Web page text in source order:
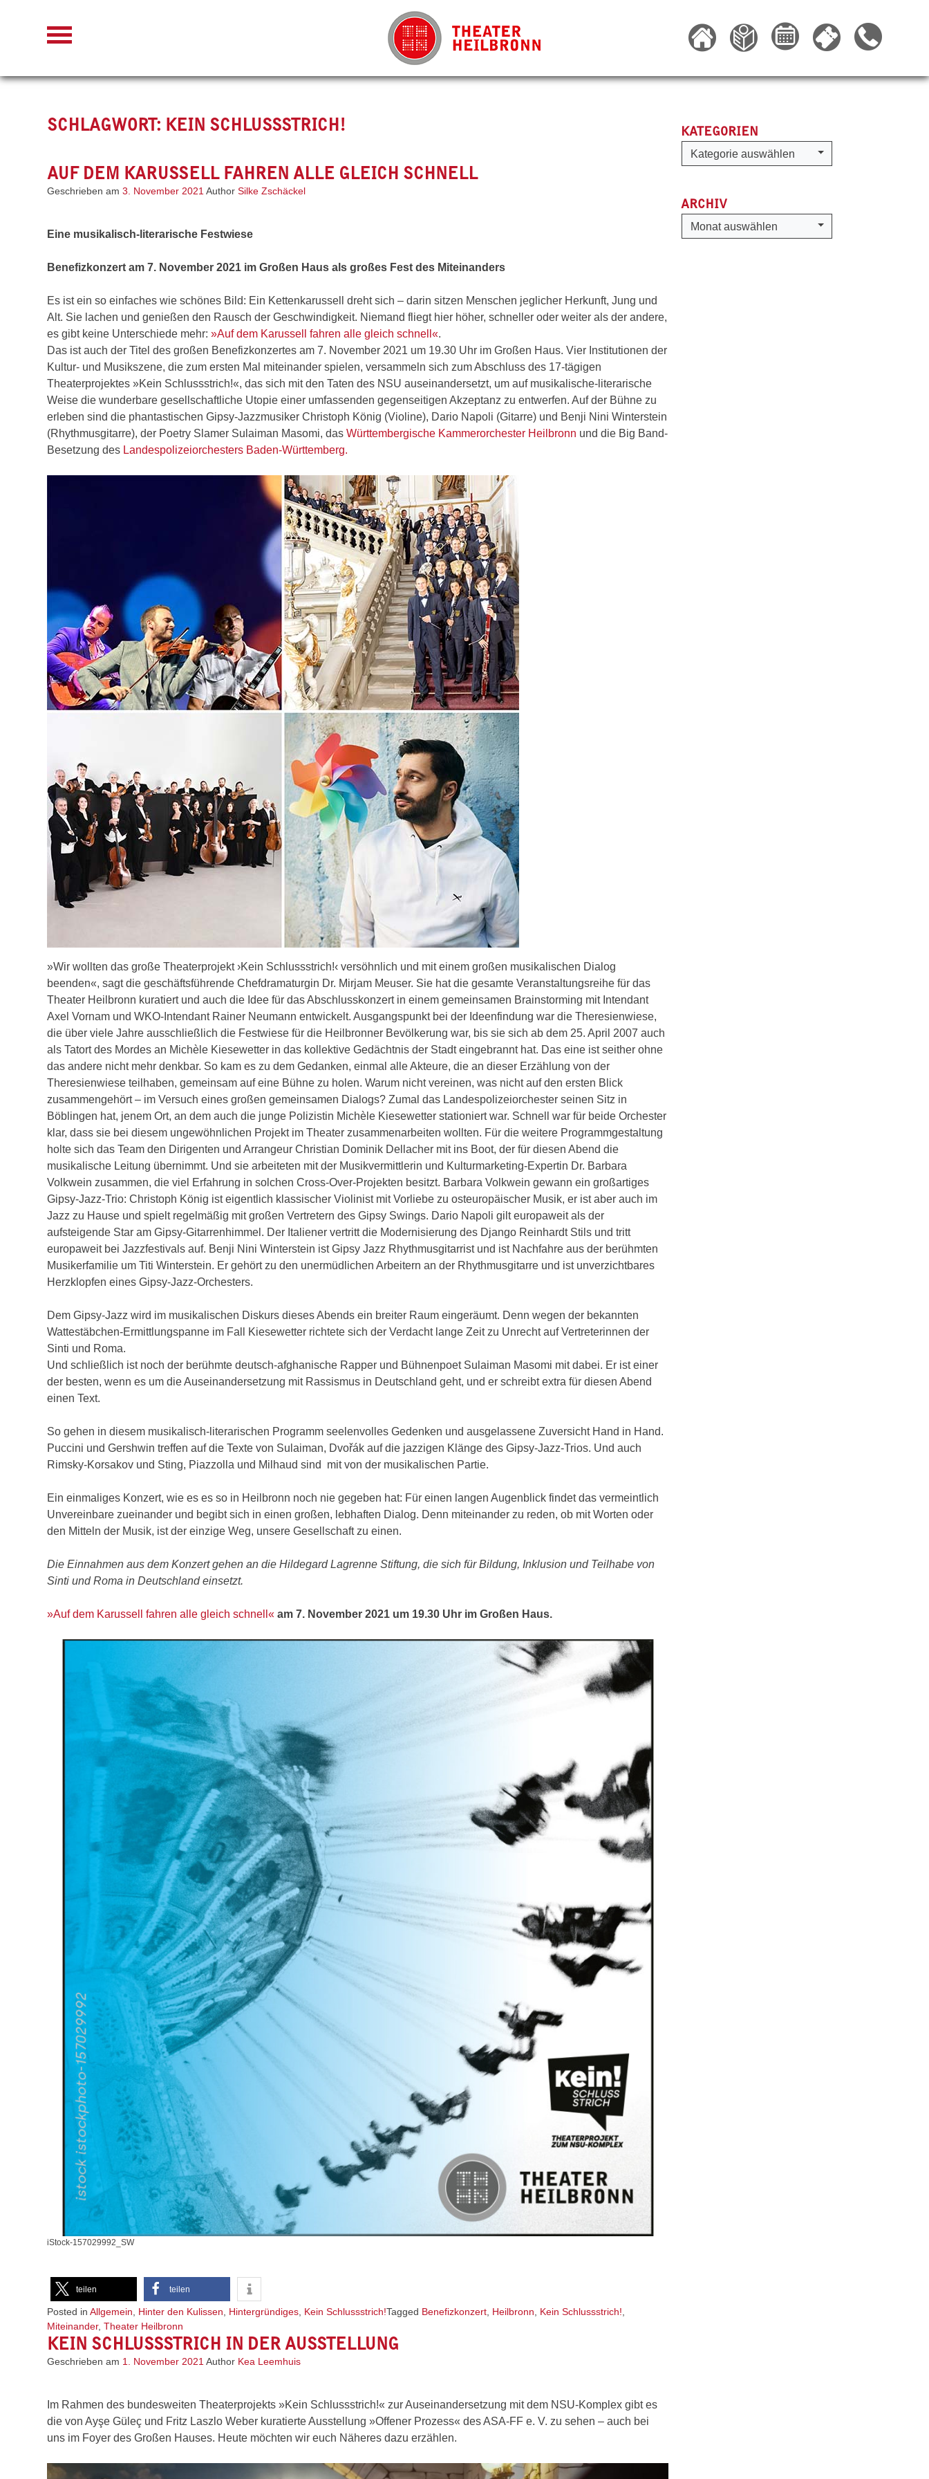
SCHLAGWORT: KEIN SCHLUSSSTRICH!
AUF DEM KARUSSELL FAHREN ALLE GLEICH SCHNELL
Geschrieben am 3. November 2021 Author Silke Zschäckel
Eine musikalisch-literarische Festwiese
Benefizkonzert am 7. November 2021 im Großen Haus als großes Fest des Miteinanders
Es ist ein so einfaches wie schönes Bild: Ein Kettenkarussell dreht sich – darin sitzen Menschen jeglicher Herkunft, Jung und
Alt. Sie lachen und genießen den Rausch der Geschwindigkeit. Niemand fliegt hier höher, schneller oder weiter als der andere,
es gibt keine Unterschiede mehr: »Auf dem Karussell fahren alle gleich schnell«.
Das ist auch der Titel des großen Benefizkonzertes am 7. November 2021 um 19.30 Uhr im Großen Haus. Vier Institutionen der
Kultur- und Musikszene, die zum ersten Mal miteinander spielen, versammeln sich zum Abschluss des 17-tägigen
Theaterprojektes »Kein Schlussstrich!«, das sich mit den Taten des NSU auseinandersetzt, um auf musikalische-literarische
Weise die wunderbare gesellschaftliche Utopie einer umfassenden gegenseitigen Akzeptanz zu entwerfen. Auf der Bühne zu
erleben sind die phantastischen Gipsy-Jazzmusiker Christoph König (Violine), Dario Napoli (Gitarre) und Benji Nini Winterstein
(Rhythmusgitarre), der Poetry Slamer Sulaiman Masomi, das Württembergische Kammerorchester Heilbronn und die Big Band-
Besetzung des Landespolizeiorchesters Baden-Württemberg.
»Wir wollten das große Theaterprojekt ›Kein Schlussstrich!‹ versöhnlich und mit einem großen musikalischen Dialog
beenden«, sagt die geschäftsführende Chefdramaturgin Dr. Mirjam Meuser. Sie hat die gesamte Veranstaltungsreihe für das
Theater Heilbronn kuratiert und auch die Idee für das Abschlusskonzert in einem gemeinsamen Brainstorming mit Intendant
Axel Vornam und WKO-Intendant Rainer Neumann entwickelt. Ausgangspunkt bei der Ideenfindung war die Theresienwiese,
die über viele Jahre ausschließlich die Festwiese für die Heilbronner Bevölkerung war, bis sie sich ab dem 25. April 2007 auch
als Tatort des Mordes an Michèle Kiesewetter in das kollektive Gedächtnis der Stadt eingebrannt hat. Das eine ist seither ohne
das andere nicht mehr denkbar. So kam es zu dem Gedanken, einmal alle Akteure, die an dieser Erzählung von der
Theresienwiese teilhaben, gemeinsam auf eine Bühne zu holen. Warum nicht vereinen, was nicht auf den ersten Blick
zusammengehört – im Versuch eines großen gemeinsamen Dialogs? Zumal das Landespolizeiorchester seinen Sitz in
Böblingen hat, jenem Ort, an dem auch die junge Polizistin Michèle Kiesewetter stationiert war. Schnell war für beide Orchester
klar, dass sie bei diesem ungewöhnlichen Projekt im Theater zusammenarbeiten wollten. Für die weitere Programmgestaltung
holte sich das Team den Dirigenten und Arrangeur Christian Dominik Dellacher mit ins Boot, der für diesen Abend die
musikalische Leitung übernimmt. Und sie arbeiteten mit der Musikvermittlerin und Kulturmarketing-Expertin Dr. Barbara
Volkwein zusammen, die viel Erfahrung in solchen Cross-Over-Projekten besitzt. Barbara Volkwein gewann ein großartiges
Gipsy-Jazz-Trio: Christoph König ist eigentlich klassischer Violinist mit Vorliebe zu osteuropäischer Musik, er ist aber auch im
Jazz zu Hause und spielt regelmäßig mit großen Vertretern des Gipsy Swings. Dario Napoli gilt europaweit als der
aufsteigende Star am Gipsy-Gitarrenhimmel. Der Italiener vertritt die Modernisierung des Django Reinhardt Stils und tritt
europaweit bei Jazzfestivals auf. Benji Nini Winterstein ist Gipsy Jazz Rhythmusgitarrist und ist Nachfahre aus der berühmten
Musikerfamilie um Titi Winterstein. Er gehört zu den unermüdlichen Arbeitern an der Rhythmusgitarre und ist unverzichtbares
Herzklopfen eines Gipsy-Jazz-Orchesters.
Dem Gipsy-Jazz wird im musikalischen Diskurs dieses Abends ein breiter Raum eingeräumt. Denn wegen der bekannten
Wattestäbchen-Ermittlungspanne im Fall Kiesewetter richtete sich der Verdacht lange Zeit zu Unrecht auf Vertreterinnen der
Sinti und Roma.
Und schließlich ist noch der berühmte deutsch-afghanische Rapper und Bühnenpoet Sulaiman Masomi mit dabei. Er ist einer
der besten, wenn es um die Auseinandersetzung mit Rassismus in Deutschland geht, und er schreibt extra für diesen Abend
einen Text.
So gehen in diesem musikalisch-literarischen Programm seelenvolles Gedenken und ausgelassene Zuversicht Hand in Hand.
Puccini und Gershwin treffen auf die Texte von Sulaiman, Dvořák auf die jazzigen Klänge des Gipsy-Jazz-Trios. Und auch
Rimsky-Korsakov und Sting, Piazzolla und Milhaud sind mit von der musikalischen Partie.
Ein einmaliges Konzert, wie es es so in Heilbronn noch nie gegeben hat: Für einen langen Augenblick findet das vermeintlich
Unvereinbare zueinander und begibt sich in einen großen, lebhaften Dialog. Denn miteinander zu reden, ob mit Worten oder
den Mitteln der Musik, ist der einzige Weg, unsere Gesellschaft zu einen.
Die Einnahmen aus dem Konzert gehen an die Hildegard Lagrenne Stiftung, die sich für Bildung, Inklusion und Teilhabe von
Sinti und Roma in Deutschland einsetzt.
»Auf dem Karussell fahren alle gleich schnell« am 7. November 2021 um 19.30 Uhr im Großen Haus.
iStock-157029992_SW
teilen teilen
Posted in Allgemein Hinter den Kulissen Hintergründiges Kein Schlussstrich!Tagged Benefizkonzert Heilbronn Kein Schlussstrich!
Miteinander, Theater Heilbronn
KEIN SCHLUSSSTRICH IN DER AUSSTELLUNG
Geschrieben am 1. November 2021 Author Kea Leemhuis
Im Rahmen des bundesweiten Theaterprojekts »Kein Schlussstrich!« zur Auseinandersetzung mit dem NSU-Komplex gibt es
die von Ayşe Güleç und Fritz Laszlo Weber kuratierte Ausstellung »Offener Prozess« des ASA-FF e. V. zu sehen – auch bei
uns im Foyer des Großen Hauses. Heute möchten wir euch Näheres dazu erzählen.
KATEGORIEN
Kategorien
Kategorie auswählen
ARCHIV
Archiv
Monat auswählen